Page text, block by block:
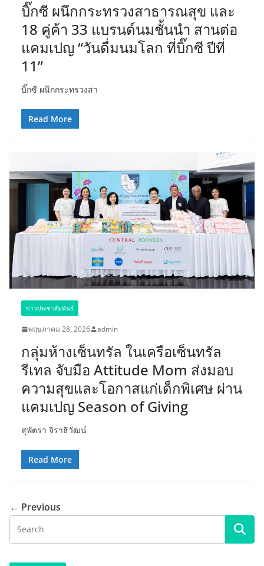
บิ๊กซี ผนึกกระทรวงสาธารณสุข และ
18 คู่ค้า 33 แบรนด์นมชั้นนำ สานต่อ
แคมเปญ “วันดื่มนมโลก ที่บิ๊กซี ปีที่
11”
บิ๊กซี ผนึกกระทรวงสา
Read More
ข่าวประชาสัมพันธ์
พฤษภาคม 28, 2026 admin
กลุ่มห้างเซ็นทรัล ในเครือเซ็นทรัล
รีเทล จับมือ Attitude Mom ส่งมอบ
ความสุขและโอกาสแก่เด็กพิเศษ ผ่าน
แคมเปญ Season of Giving
สุพัตรา จิราธิวัฒน์
Read More
← Previous